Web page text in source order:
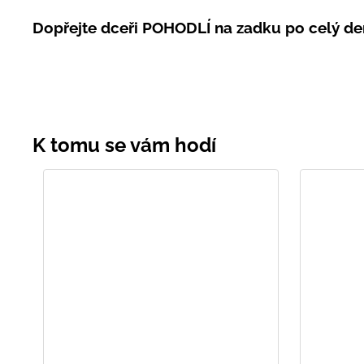
Dopřejte dceři POHODLÍ na zadku po celý